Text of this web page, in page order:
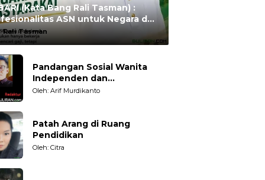
(Kata Bang Rali Tasman) :
ASN untuk Negara dan
Rali Tasman
Pandangan Sosial Wanita
Independen dan
Karakteristiknya
Oleh: Arif Murdikanto
Patah Arang di Ruang
Pendidikan
Oleh: Citra